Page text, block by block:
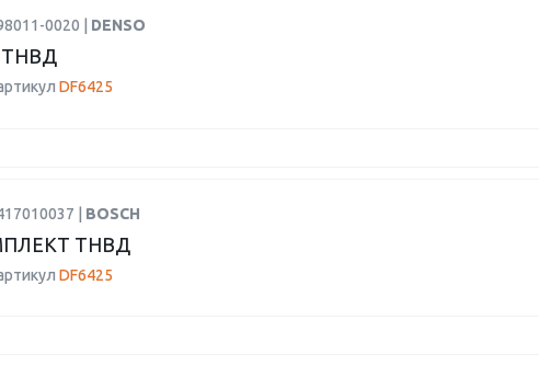
0020 | DENSO
ТНВД
DF6425
| BOSCH
ТНВД
DF6425